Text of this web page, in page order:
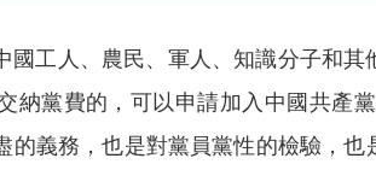
國工人、農民、軍人、知識分子和
納黨費的，可以申請加入中國共產
的義務，也是對黨員黨性的檢驗，